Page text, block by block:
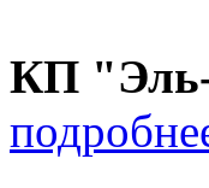
КП